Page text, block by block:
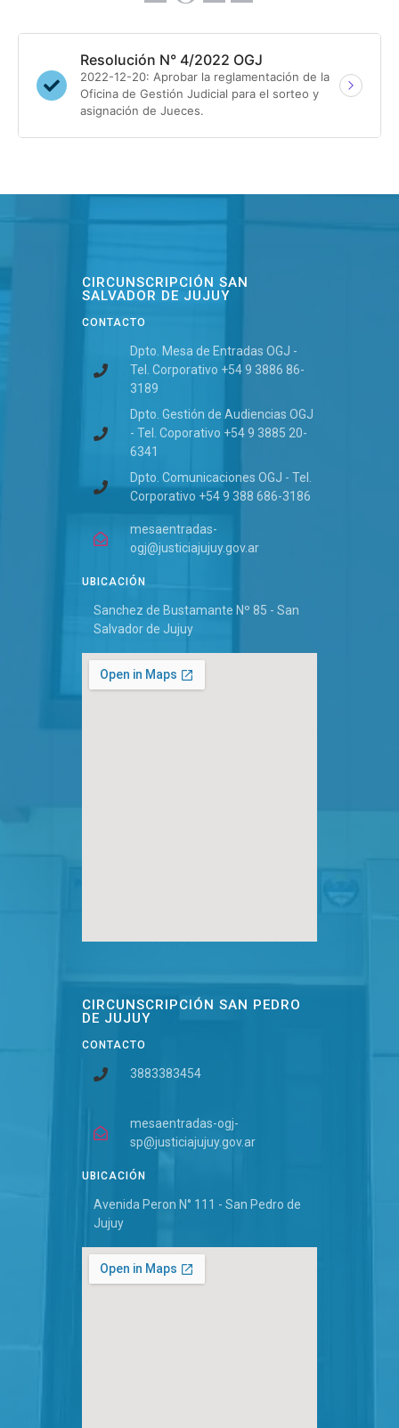
Resolución N° 4/2022 OGJ
2022-12-20: Aprobar la reglamentación de la
Oficina de Gestión Judicial para el sorteo y
asignación de Jueces.
CIRCUNSCRIPCIÓN SAN
SALVADOR DE JUJUY
CONTACTO
Dpto. Mesa de Entradas OGJ -
Tel. Corporativo +54 9 3886 86-
3189
Dpto. Gestión de Audiencias OGJ
- Tel. Coporativo +54 9 3885 20-
6341
Dpto. Comunicaciones OGJ - Tel.
Corporativo +54 9 388 686-3186
mesaentradas-
ogj@justiciajujuy.gov.ar
UBICACIÓN
Sanchez de Bustamante Nº 85 - San
Salvador de Jujuy
CIRCUNSCRIPCIÓN SAN PEDRO
DE JUJUY
CONTACTO
3883383454
mesaentradas-ogj-
sp@justiciajujuy.gov.ar
UBICACIÓN
Avenida Peron N° 111 - San Pedro de
Jujuy